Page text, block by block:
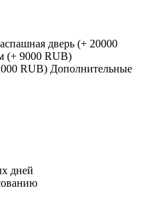
дверь (+ 20000
(+ 9000 RUB)
RUB) Дополнительные
дней